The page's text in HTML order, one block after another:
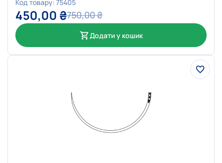
Код товару: 75405
750,00₴
450,00 ₴
Додати у кошик